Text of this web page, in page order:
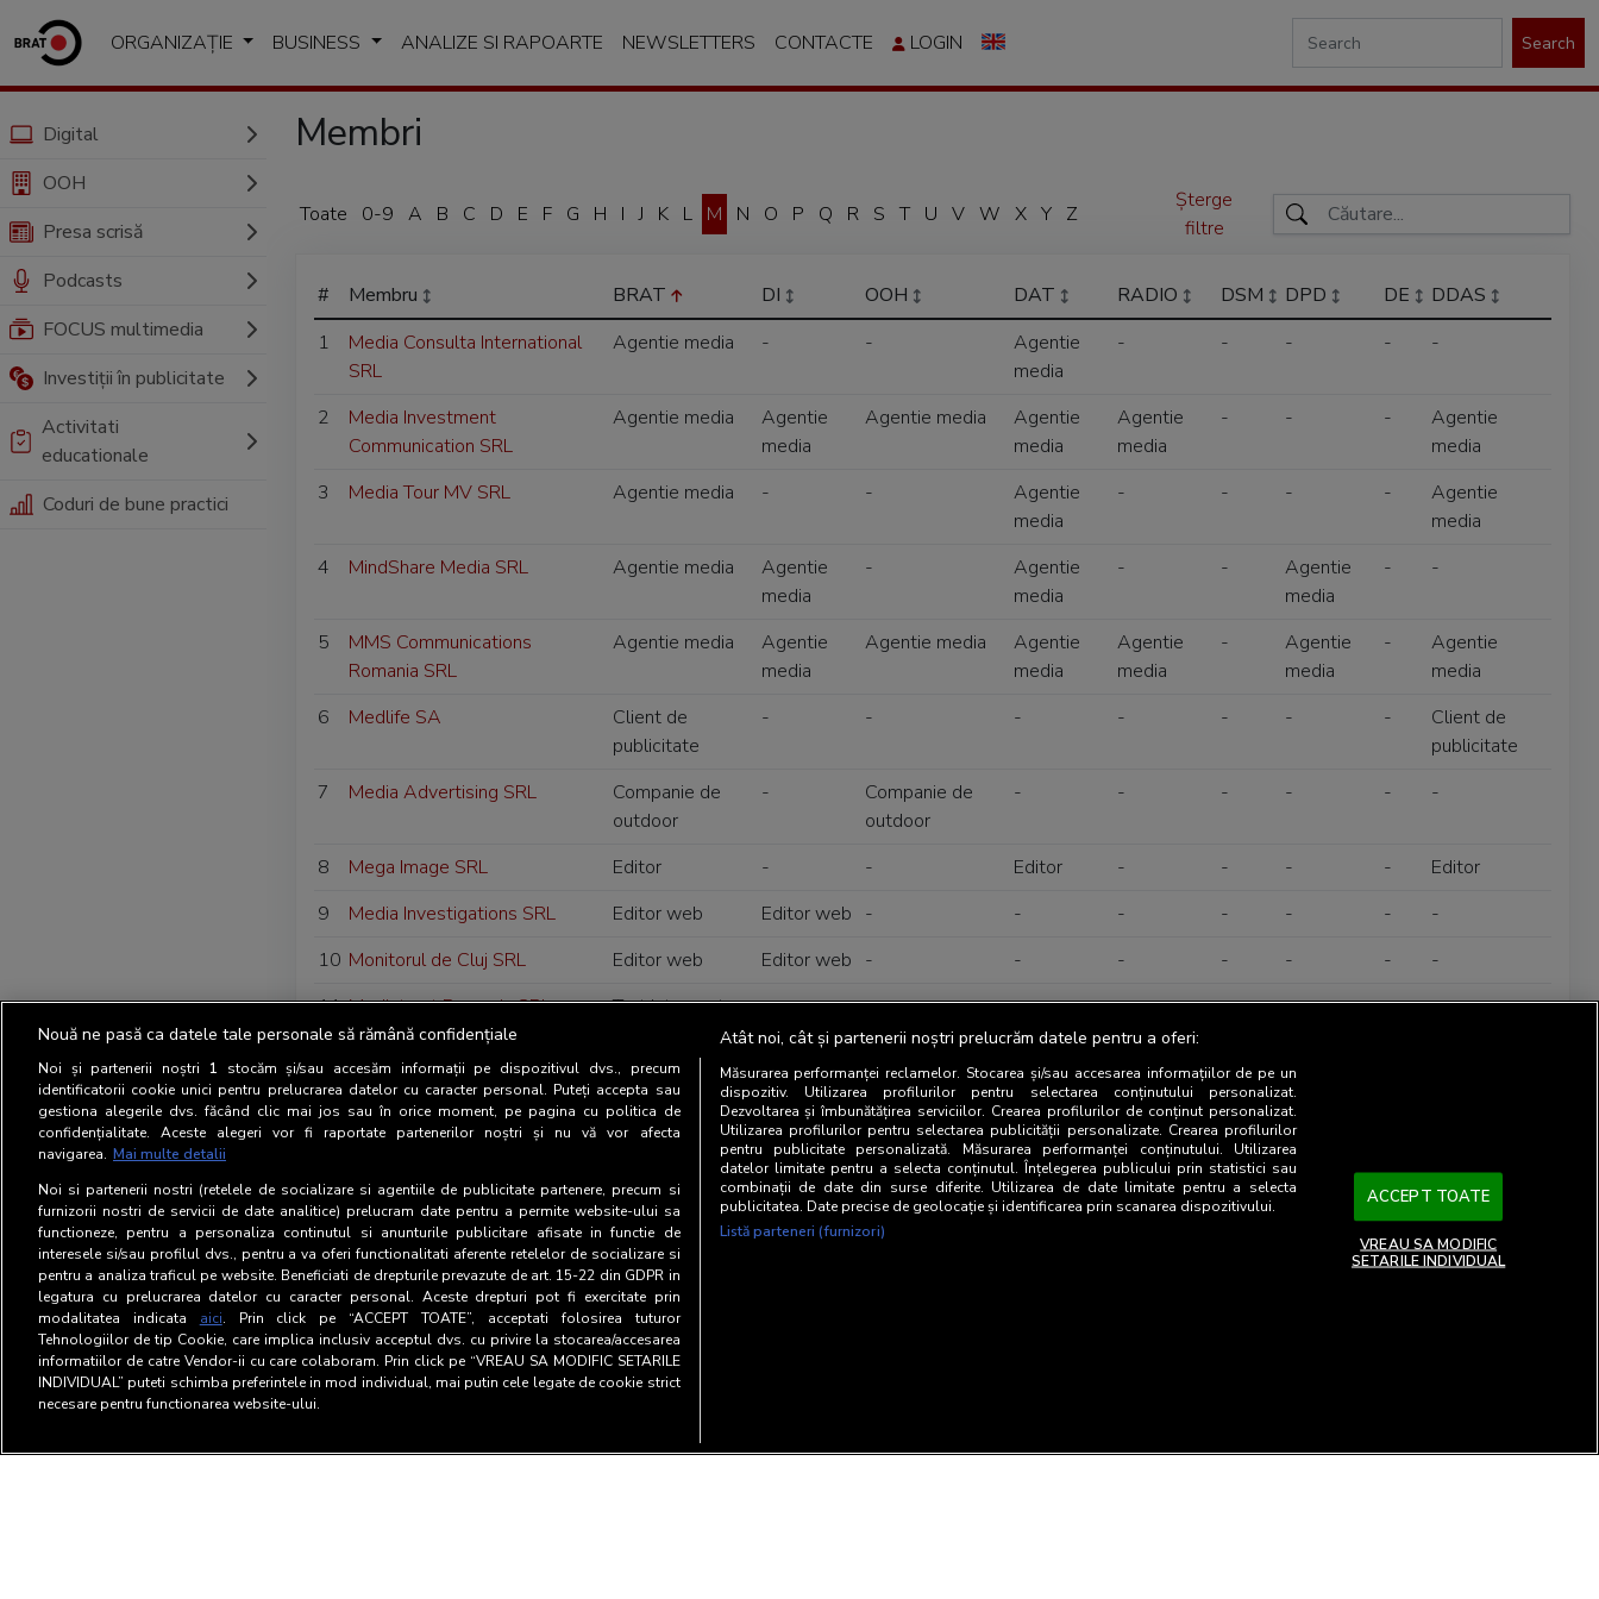
ORGANIZAȚIE BUSINESS ANALIZE SI RAPOARTE NEWSLETTERS CONTACTE LOGIN Search
Digital
OOH
Presa scrisă
Podcasts
FOCUS multimedia
Investiții în publicitate
Activitati
educationale
Coduri de bune practici
Membri
Toate 0-9 A B C D E F G H I J K L M N O P Q R S T U V W X Y Z
Șterge
filtre
# Membru BRAT DI OOH DAT RADIO DSM DPD DE
DDAS
1
Media Consulta International
SRL
Agentie media - -
Agentie
media
- - - - -
2
Media Investment
Communication SRL
Agentie media
Agentie
media
Agentie media
Agentie
media
Agentie
media
- - -
Agentie
media
3
Media Tour MV SRL Agentie media - -
Agentie
media
- - - -
Agentie
media
4
MindShare Media SRL Agentie media
Agentie
media
-
Agentie
media
- -
Agentie
media
- -
5
MMS Communications
Romania SRL
Agentie media
Agentie
media
Agentie media
Agentie
media
Agentie
media
-
Agentie
media
-
Agentie
media
6
Medlife SA
Client de
publicitate
- - - - - - -
Client de
publicitate
7
Media Advertising SRL
Companie de
outdoor
-
Companie de
outdoor
- - - - - -
8 Mega Image SRL Editor - - Editor - - - -
Editor
9
Media Investigations SRL Editor web Editor web - - - - - -
-
10 Monitorul de Cluj SRL Editor web Editor web - - - - - -
-
11 Mediatrust Romania SRL Tert interesat - - - - - - -
-
MSG Factory SRL Tert interesat
Nouă ne pasă ca datele tale personale să rămână confidențiale
Noi și partenerii noștri 1 stocăm și/sau accesăm informații pe dispozitivul dvs., precum
identificatorii cookie unici pentru prelucrarea datelor cu caracter personal. Puteți accepta sau
gestiona alegerile dvs. făcând clic mai jos sau în orice moment, pe pagina cu politica de
confidențialitate. Aceste alegeri vor fi raportate partenerilor noștri și nu vă vor afecta
navigarea. Mai multe detalii
Noi si partenerii nostri (retelele de socializare si agentiile de publicitate partenere, precum si
furnizorii nostri de servicii de date analitice) prelucram date pentru a permite website-ului sa
functioneze, pentru a personaliza continutul si anunturile publicitare afisate in functie de
interesele si/sau profilul dvs., pentru a va oferi functionalitati aferente retelelor de socializare si
pentru a analiza traficul pe website. Beneficiati de drepturile prevazute de art. 15-22 din GDPR in
legatura cu prelucrarea datelor cu caracter personal. Aceste drepturi pot fi exercitate prin
modalitatea indicata aici. Prin click pe “ACCEPT TOATE”, acceptati folosirea tuturor
Tehnologiilor de tip Cookie, care implica inclusiv acceptul dvs. cu privire la stocarea/accesarea
informatiilor de catre Vendor-ii cu care colaboram. Prin click pe “VREAU SA MODIFIC SETARILE
INDIVIDUAL” puteti schimba preferintele in mod individual, mai putin cele legate de cookie strict
necesare pentru functionarea website-ului.
Atât noi, cât și partenerii noștri prelucrăm datele pentru a oferi:
Măsurarea performanței reclamelor. Stocarea și/sau accesarea informațiilor de pe un
dispozitiv. Utilizarea profilurilor pentru selectarea conținutului personalizat.
Dezvoltarea și îmbunătățirea serviciilor. Crearea profilurilor de conținut personalizat.
Utilizarea profilurilor pentru selectarea publicității personalizate. Crearea profilurilor
pentru publicitate personalizată. Măsurarea performanței conținutului. Utilizarea
datelor limitate pentru a selecta conținutul. Înțelegerea publicului prin statistici sau
combinații de date din surse diferite. Utilizarea de date limitate pentru a selecta
publicitatea. Date precise de geolocație și identificarea prin scanarea dispozitivului.
Listă parteneri (furnizori)
ACCEPT TOATE
VREAU SA MODIFIC
SETARILE INDIVIDUAL